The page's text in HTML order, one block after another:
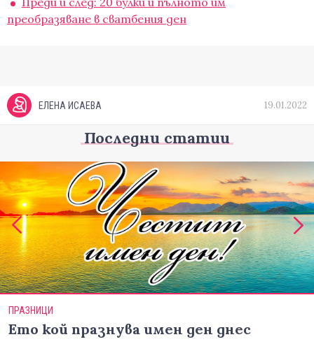
преобразяване в сватбения ден
ЕЛЕНА ИСАЕВА 19.01.2022
Последни статии
ПРАЗНИЦИ
Ето кой празнува имен ден днес